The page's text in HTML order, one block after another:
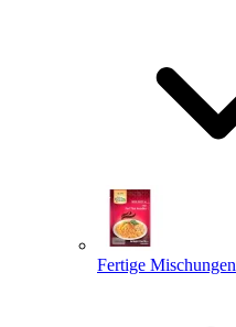
Fertige Mischungen